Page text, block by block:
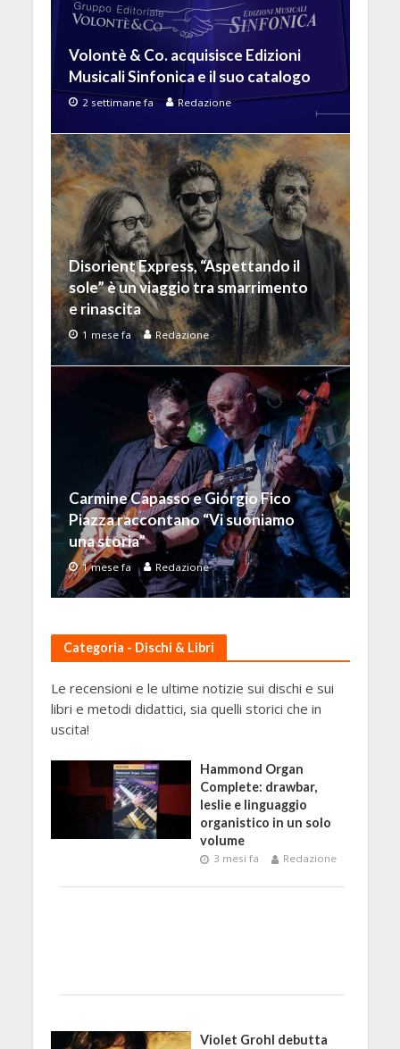
Volontè & Co. acquisisce Edizioni
Musicali Sinfonica e il suo catalogo
2 settimane fa Redazione
Disorient Express, “Aspettando il
sole” è un viaggio tra smarrimento
e rinascita
1 mese fa Redazione
Carmine Capasso e Giorgio Fico
Piazza raccontano “Vi suoniamo
una storia”
1 mese fa Redazione
Categoria - Dischi & Libri
Le recensioni e le ultime notizie sui dischi e sui
libri e metodi didattici, sia quelli storici che in
uscita!
Hammond Organ
Complete: drawbar,
leslie e linguaggio
organistico in un solo
volume
3 mesi fa Redazione
Violet Grohl debutta